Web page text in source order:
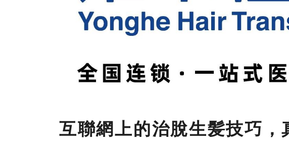
互聯網上的治脫生髪技巧，